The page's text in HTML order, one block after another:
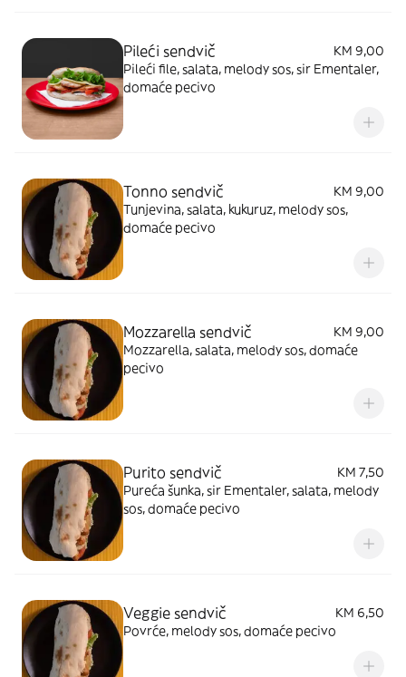
Pileći sendvič
KM 9,00
Pileći file, salata, melody sos, sir Ementaler,
domaće pecivo
Tonno sendvič
KM 9,00
Tunjevina, salata, kukuruz, melody sos,
domaće pecivo
Mozzarella sendvič
KM 9,00
Mozzarella, salata, melody sos, domaće
pecivo
Purito sendvič
KM 7,50
Pureća šunka, sir Ementaler, salata, melody
sos, domaće pecivo
Veggie sendvič
KM 6,50
Povrće, melody sos, domaće pecivo